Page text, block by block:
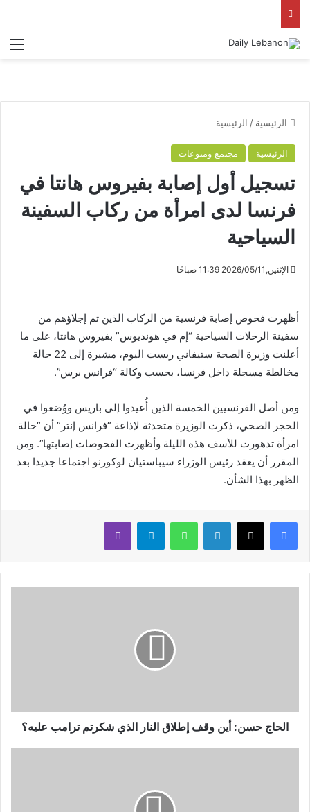
الرئيسية / الرئيسية
الرئيسية مجتمع ومنوعات
تسجيل أول إصابة بفيروس هانتا في
فرنسا لدى امرأة من ركاب السفينة
السياحية
الإثنين,2026/05/11 11:39 صباحًا
أظهرت فحوص إصابة فرنسية من الركاب الذين تم إجلاؤهم من
سفينة الرحلات السياحية “إم في هونديوس” بفيروس هانتا، على ما
أعلنت وزيرة الصحة ستيفاني ريست اليوم، مشيرة إلى 22 حالة
مخالطة مسجلة داخل فرنسا، بحسب وكالة “فرانس برس”.
ومن أصل الفرنسيين الخمسة الذين أُعيدوا إلى باريس ووُضعوا في
الحجر الصحي، ذكرت الوزيرة متحدثة لإذاعة “فرانس إنتر” أن “حالة
امرأة تدهورت للأسف هذه الليلة وأظهرت الفحوصات إصابتها”. ومن
المقرر أن يعقد رئيس الوزراء سيباستيان لوكورنو اجتماعا جديدا بعد
الظهر بهذا الشأن.
لينكدإن واتساب تيلقرام ڤايبر
الحاج حسن: أين وقف إطلاق النار الذي شكرتم ترامب عليه؟